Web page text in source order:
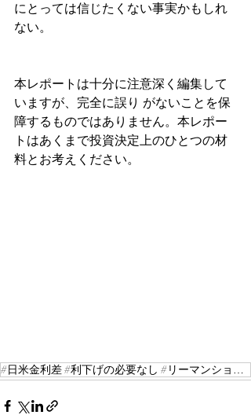
にとっては信じたくない事実かもしれ
ない。
本レポートは十分に注意深く編集して
いますが、完全に誤り がないことを保
障するものではありません。本レポー
トはあくまで投資決定上のひとつの材
料とお考えください。
#日米金利差 #利下げの必要なし #リーマンショック #新型コロナ